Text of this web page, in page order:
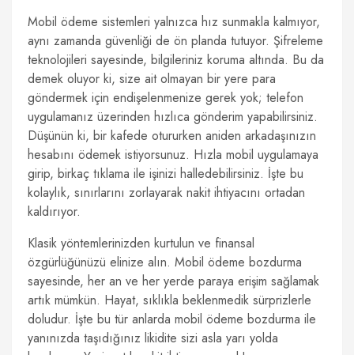
Mobil ödeme sistemleri yalnızca hız sunmakla kalmıyor,
aynı zamanda güvenliği de ön planda tutuyor. Şifreleme
teknolojileri sayesinde, bilgileriniz koruma altında. Bu da
demek oluyor ki, size ait olmayan bir yere para
göndermek için endişelenmenize gerek yok; telefon
uygulamanız üzerinden hızlıca gönderim yapabilirsiniz.
Düşünün ki, bir kafede otururken aniden arkadaşınızın
hesabını ödemek istiyorsunuz. Hızla mobil uygulamaya
girip, birkaç tıklama ile işinizi halledebilirsiniz. İşte bu
kolaylık, sınırlarını zorlayarak nakit ihtiyacını ortadan
kaldırıyor.
Klasik yöntemlerinizden kurtulun ve finansal
özgürlüğünüzü elinize alın. Mobil ödeme bozdurma
sayesinde, her an ve her yerde paraya erişim sağlamak
artık mümkün. Hayat, sıklıkla beklenmedik sürprizlerle
doludur. İşte bu tür anlarda mobil ödeme bozdurma ile
yanınızda taşıdığınız likidite sizi asla yarı yolda